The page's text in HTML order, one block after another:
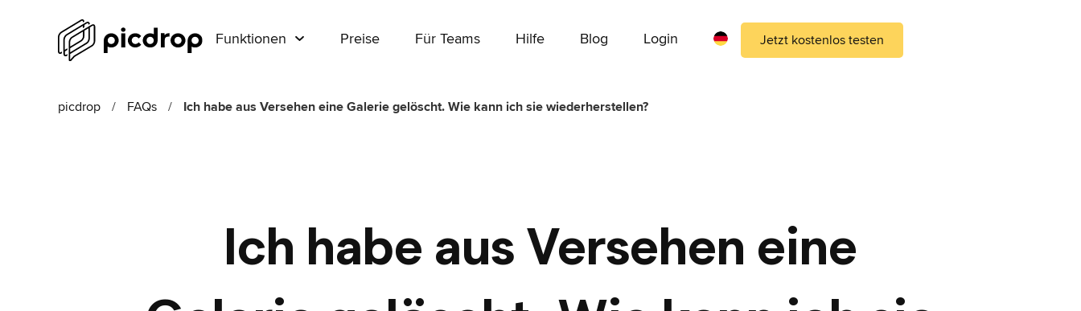
Funktionen Preise Für Teams Hilfe Blog Login Jetzt kostenlos testen
picdrop / FAQs / Ich habe aus Versehen eine Galerie gelöscht. Wie kann ich sie wiederherstellen?
Ich habe aus Versehen eine